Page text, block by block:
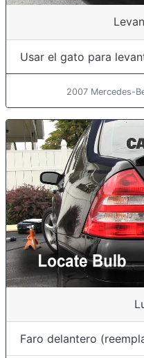
Usar el gato para
2007 Mercedes-
Faro delantero